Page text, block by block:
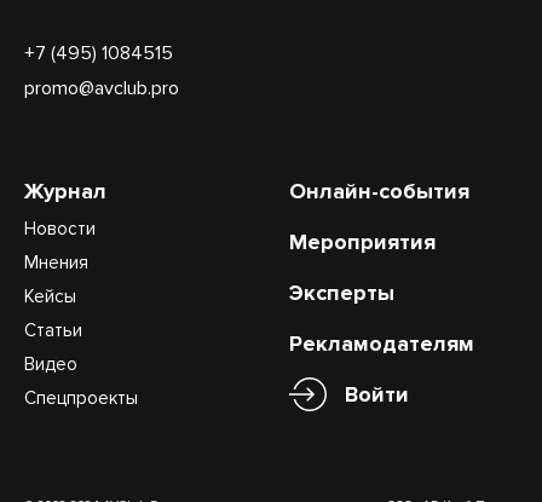
+7 (495) 1084515
promo@avclub.pro
Журнал
Новости
Мнения
Кейсы
Статьи
Видео
Спецпроекты
Онлайн-события
Мероприятия
Эксперты
Рекламодателям
Войти